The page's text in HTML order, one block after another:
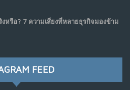
หรือ? 7 ความเสี่ยงที่หลายธุรกิจมองข้าม
FEED